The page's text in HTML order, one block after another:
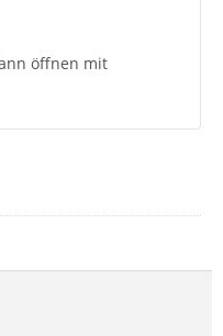
öffnen mit